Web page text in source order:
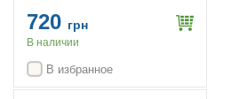
720 грн
В наличии
В избранное